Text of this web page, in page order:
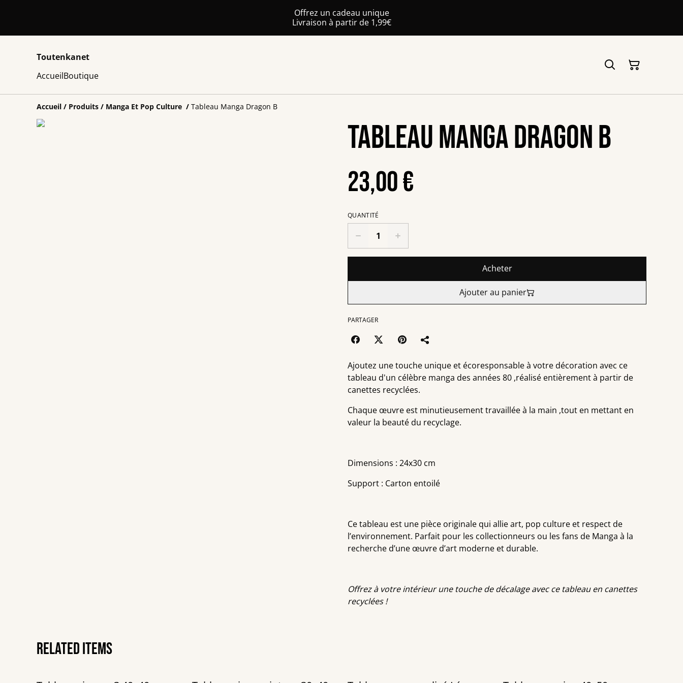
Offrez un cadeau unique
Livraison à partir de 1,99€
Toutenkanet
AccueilBoutique
Accueil / Produits / Manga Et Pop Culture / Tableau Manga Dragon B
Tableau Manga Dragon B
23,00 €
QUANTITÉ
Acheter
Ajouter au panier
PARTAGER
Ajoutez une touche unique et écoresponsable à votre décoration avec ce
tableau d'un célèbre manga des années 80 ,réalisé entièrement à partir de
canettes recyclées.
Chaque œuvre est minutieusement travaillée à la main ,tout en mettant en
valeur la beauté du recyclage.
Dimensions : 24x30 cm
Support : Carton entoilé
Ce tableau est une pièce originale qui allie art, pop culture et respect de
l’environnement. Parfait pour les collectionneurs ou les fans de Manga à la
recherche d’une œuvre d’art moderne et durable.
Offrez à votre intérieur une touche de décalage avec ce tableau en canettes
recyclées !
Related items